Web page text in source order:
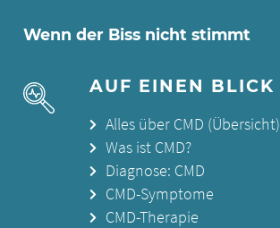
Wenn der Biss nicht stimmt
AUF EINEN BLICK
Alles über CMD (Übersicht)
Was ist CMD?
Diagnose: CMD
CMD-Symptome
CMD-Therapie